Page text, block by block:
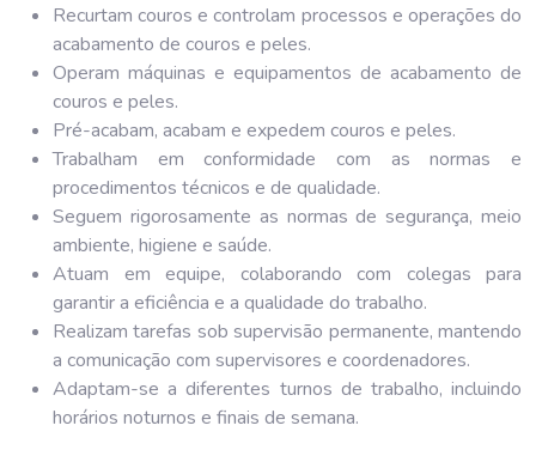
Recurtam couros e controlam processos e operações do
acabamento de couros e peles.
Operam máquinas e equipamentos de acabamento de
couros e peles.
Pré-acabam, acabam e expedem couros e peles.
Trabalham em conformidade com as normas e
procedimentos técnicos e de qualidade.
Seguem rigorosamente as normas de segurança, meio
ambiente, higiene e saúde.
Atuam em equipe, colaborando com colegas para
garantir a eficiência e a qualidade do trabalho.
Realizam tarefas sob supervisão permanente, mantendo
a comunicação com supervisores e coordenadores.
Adaptam-se a diferentes turnos de trabalho, incluindo
horários noturnos e finais de semana.